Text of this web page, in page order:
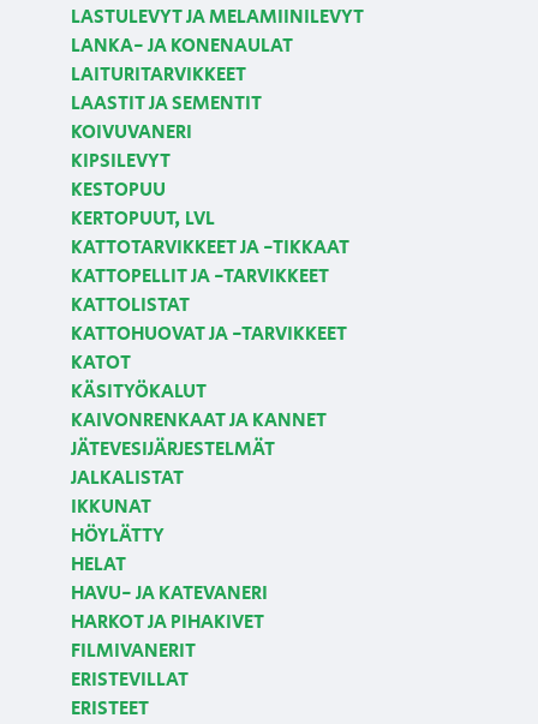
LASTULEVYT JA MELAMIINILEVYT
LANKA- JA KONENAULAT
LAITURITARVIKKEET
LAASTIT JA SEMENTIT
KOIVUVANERI
KIPSILEVYT
KESTOPUU
KERTOPUUT, LVL
KATTOTARVIKKEET JA -TIKKAAT
KATTOPELLIT JA -TARVIKKEET
KATTOLISTAT
KATTOHUOVAT JA -TARVIKKEET
KATOT
KÄSITYÖKALUT
KAIVONRENKAAT JA KANNET
JÄTEVESIJÄRJESTELMÄT
JALKALISTAT
IKKUNAT
HÖYLÄTTY
HELAT
HAVU- JA KATEVANERI
HARKOT JA PIHAKIVET
FILMIVANERIT
ERISTEVILLAT
ERISTEET